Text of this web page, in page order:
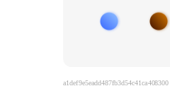
a1def9e5eadd487fb3d54c41ca408300